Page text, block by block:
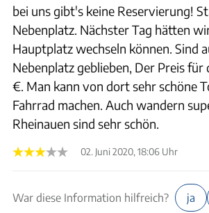
bei uns gibt's keine Reservierung!
Nebenplatz. Nächster Tag hätten
Hauptplatz wechseln können. Sind
Nebenplatz geblieben, Der Preis für
€. Man kann von dort sehr schöne
Fahrrad machen. Auch wandern
Rheinauen sind sehr schön.
02. Juni 2020, 18:06 Uhr
War diese Information hilfreich? ja